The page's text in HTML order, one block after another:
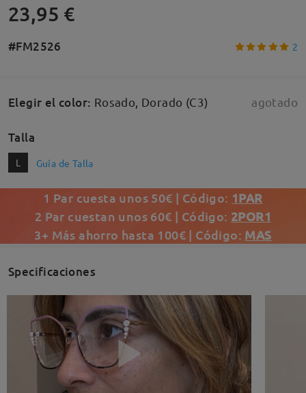
23,95 €
#FM2526 2
Elegir el color: Rosado, Dorado (C3) agotado
Talla
L Guía de Talla
1 Par cuesta unos 50€ | Código: 1PAR
2 Par cuestan unos 60€ | Código: 2POR1
3+ Más ahorro hasta 100€ | Código: MAS
Specificaciones